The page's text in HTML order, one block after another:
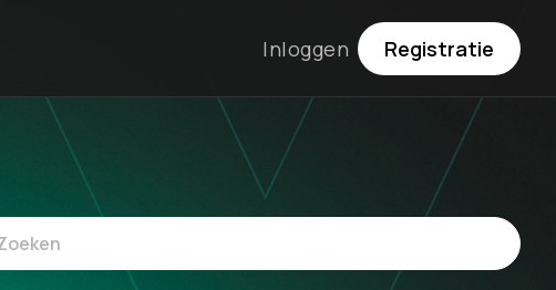
Inloggen Registratie